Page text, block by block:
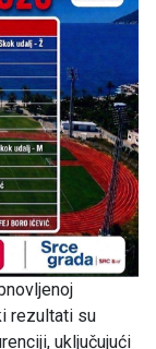
rezultati su
uključujući